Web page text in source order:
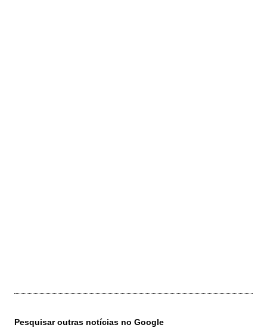
Pesquisar outras notícias no Google